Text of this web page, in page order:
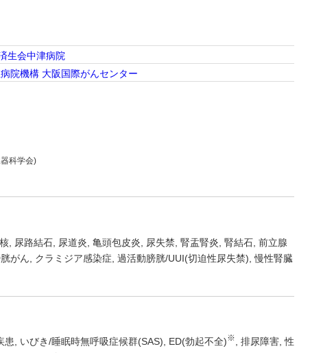
生会中津病院
院機構 大阪国際がんセンター
科学会)
尿路結石 尿道炎 亀頭包皮炎 尿失禁 腎盂腎炎 腎結石 前立腺
がん クラミジア感染症 過活動膀胱/UUI(切迫性尿失禁) 慢性腎臓
患 いびき/睡眠時無呼吸症候群(SAS) ED(勃起不全)※ 排尿障害 性